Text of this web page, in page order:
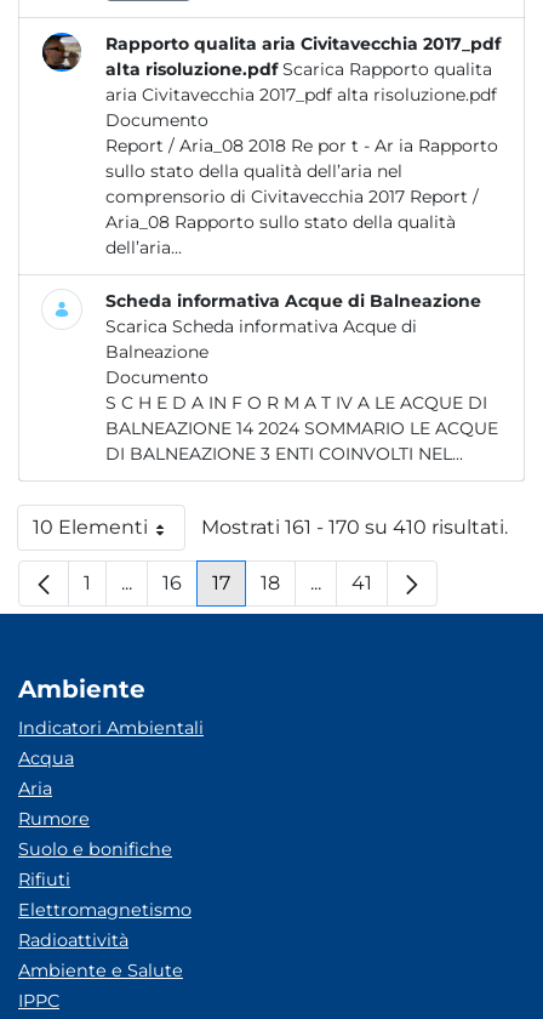
Rapporto qualita aria Civitavecchia 2017_pdf
alta risoluzione.pdf Scarica Rapporto qualita
aria Civitavecchia 2017_pdf alta risoluzione.pdf
Documento
Report / Aria_08 2018 Re por t - Ar ia Rapporto
sullo stato della qualità dell’aria nel
comprensorio di Civitavecchia 2017 Report /
Aria_08 Rapporto sullo stato della qualità
dell’aria...
Scheda informativa Acque di Balneazione
Scarica Scheda informativa Acque di
Balneazione
Documento
S C H E D A IN F O R M A T IV A LE ACQUE DI
BALNEAZIONE 14 2024 SOMMARIO LE ACQUE
DI BALNEAZIONE 3 ENTI COINVOLTI NEL...
10 ElementiPer paginaMostrati 161 - 170 su 410 risultati.
Pagina
1 ...Pagine intermedie
Pagina
16 Pagina
17 Pagina
18 ...Pagine intermedie
Pagina
41
Ambiente
Indicatori Ambientali
Acqua
Aria
Rumore
Suolo e bonifiche
Rifiuti
Elettromagnetismo
Radioattività
Ambiente e Salute
IPPC